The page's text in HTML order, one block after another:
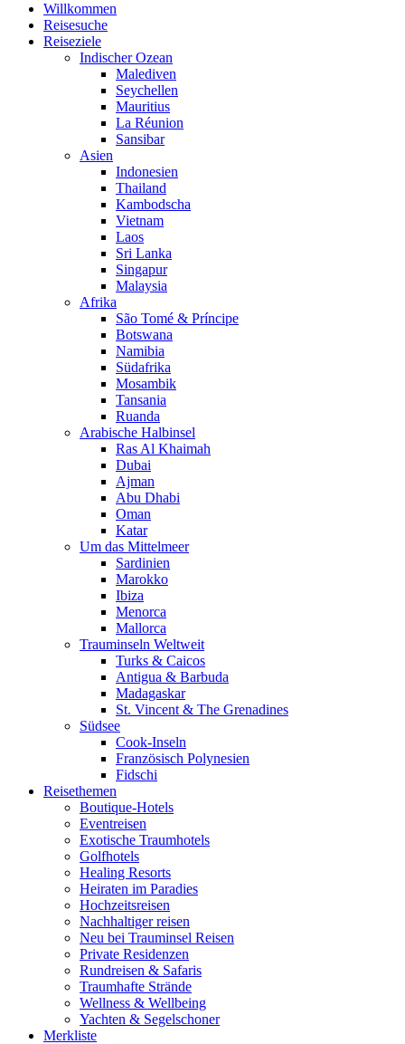
Willkommen
Reisesuche
Reiseziele
Indischer Ozean
Malediven
Seychellen
Mauritius
La Réunion
Sansibar
Asien
Indonesien
Thailand
Kambodscha
Vietnam
Laos
Sri Lanka
Singapur
Malaysia
Afrika
São Tomé & Príncipe
Botswana
Namibia
Südafrika
Mosambik
Tansania
Ruanda
Arabische Halbinsel
Ras Al Khaimah
Dubai
Ajman
Abu Dhabi
Oman
Katar
Um das Mittelmeer
Sardinien
Marokko
Ibiza
Menorca
Mallorca
Trauminseln Weltweit
Turks & Caicos
Antigua & Barbuda
Madagaskar
St. Vincent & The Grenadines
Südsee
Cook-Inseln
Französisch Polynesien
Fidschi
Reisethemen
Boutique-Hotels
Eventreisen
Exotische Traumhotels
Golfhotels
Healing Resorts
Heiraten im Paradies
Hochzeitsreisen
Nachhaltiger reisen
Neu bei Trauminsel Reisen
Private Residenzen
Rundreisen & Safaris
Traumhafte Strände
Wellness & Wellbeing
Yachten & Segelschoner
Merkliste